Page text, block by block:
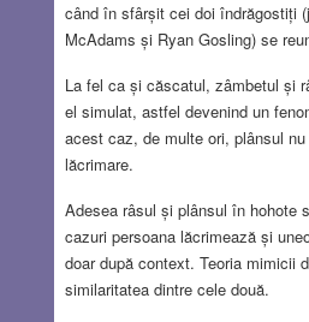
când în sfârșit cei doi îndrăgostiți
McAdams și Ryan Gosling) se
La fel ca și căscatul, zâmbetul și
el simulat, astfel devenind un
acest caz, de multe ori, plânsul
lăcrimare.
Adesea râsul și plânsul în hohote
cazuri persoana lăcrimează și
doar după context. Teoria mimicii
similaritatea dintre cele două.